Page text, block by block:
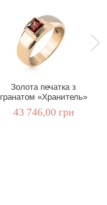
Золота печатка з
гранатом «Хранитель»
43 746,00 грн